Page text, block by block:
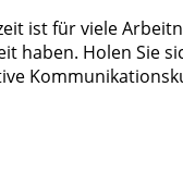
ist für viele
haben. Holen Sie